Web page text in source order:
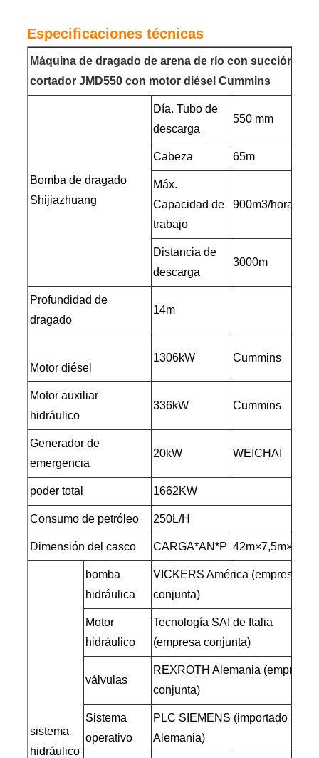
Especificaciones técnicas
Máquina de dragado de arena de río con succión y
cortador JMD550 con motor diésel Cummins
Bomba de dragado
Shijiazhuang
Día. Tubo de
descarga
550 mm
Cabeza 65m
Máx.
Capacidad de
trabajo
900m3/hora
Distancia de
descarga
3000m
Profundidad de
dragado
14m
Motor diésel
1306kW Cummins
Motor auxiliar
hidráulico
336kW Cummins
Generador de
emergencia
20kW WEICHAI
poder total 1662KW
Consumo de petróleo 250L/H
Dimensión del casco CARGA*AN*P 42m×7,5m×2,0m
sistema
hidráulico
bomba
hidráulica
VICKERS América (empresa
conjunta)
Motor
hidráulico
Tecnología SAI de Italia
(empresa conjunta)
válvulas
REXROTH Alemania (empresa
conjunta)
Sistema
operativo
PLC SIEMENS (importado de
Alemania)